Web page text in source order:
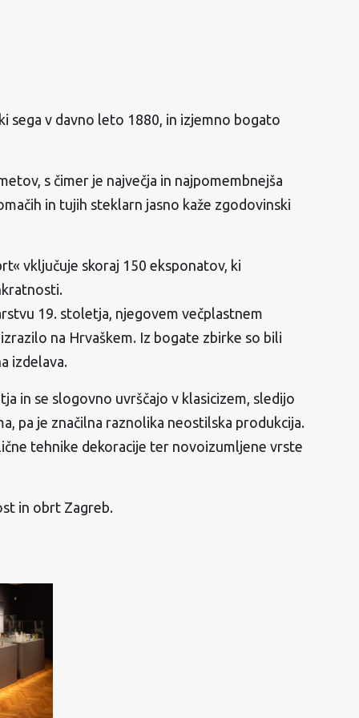
sega v davno leto 1880, in izjemno bogato
s čimer je največja in najpomembnejša
in tujih steklarn jasno kaže zgodovinski
vključuje skoraj 150 eksponatov, ki
19. stoletja, njegovem večplastnem
na Hrvaškem. Iz bogate zbirke so bili
izdelava.
in se slogovno uvrščajo v klasicizem, sledijo
pa je značilna raznolika neostilska produkcija.
tehnike dekoracije ter novoizumljene vrste
in obrt Zagreb.